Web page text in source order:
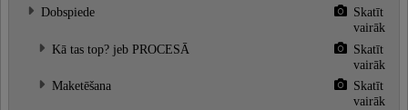
Dobspiede
Skatīt
vairāk
Kā tas top? jeb PROCESĀ
Skatīt
vairāk
Maketēšana
Skatīt
vairāk